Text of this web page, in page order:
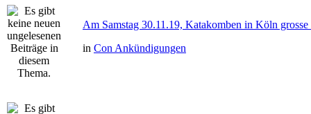
Am Samstag 30.11.19, Katakomben in Köln
in Con Ankündigungen